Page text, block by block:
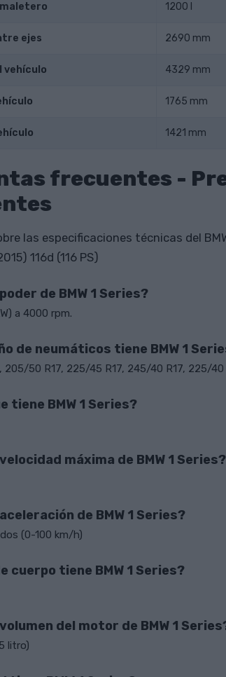
1200 l
ejes 2690 mm
vehículo 4329 mm
1765 mm
1421 mm
frecuentes -
las especificaciones técnicas del
116d (116 PS)
de BMW 1 Series?
a 4000 rpm.
de neumáticos tiene BMW 1
205/50 R17, 225/45 R17, 245/40 R17, 225/40
tiene BMW 1 Series?
máxima de BMW 1 Series?
de BMW 1 Series?
(0-100 km/h)
cuerpo tiene BMW 1 Series?
del motor de BMW 1
litro)